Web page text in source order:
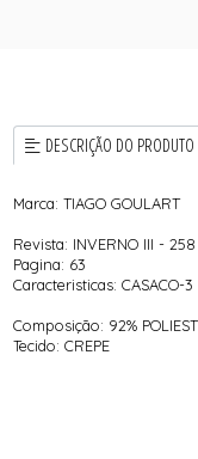
DESCRIÇÃO DO PRODUTO
Marca: TIAGO GOULART
Revista: INVERNO III - 258
Pagina: 63
Caracteristicas: CASACO-3
Composição: 92%
Tecido: CREPE